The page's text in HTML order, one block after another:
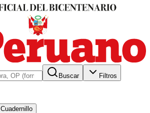
Buscar Filtros
Cuadernillo